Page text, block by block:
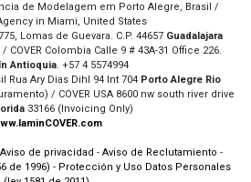
de Modelagem em Porto Alegre, Brasil /
in Miami, United States
Lomas de Guevara. C.P. 44657 Guadalajara
Colombia Calle 9 # 43A-31 Office 226.
Antioquia. +57 4 5574994
Rua Ary Dias Dihl 94 Int 704 Porto Alegre Rio
/ COVER USA 8600 nw south river drive
33166 (Invoicing Only)
Aviso de privacidad - Aviso de Reclutamiento -
de 1996) - Protección y Uso Datos Personales